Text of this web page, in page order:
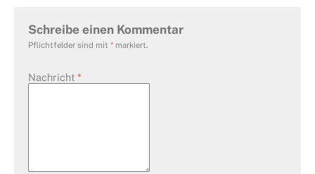
Schreibe einen Kommentar
Pflichtfelder sind mit * markiert.
Nachricht *